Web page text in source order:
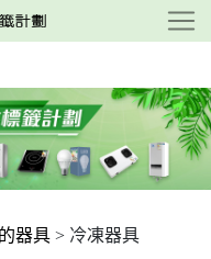
器具 > 冷凍器具